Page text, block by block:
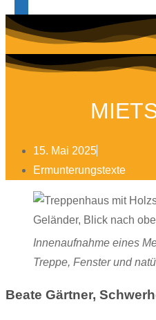
15. Mai 2025
Ermunterungstexte
Innenaufnahme eines
Treppe, Fenster und
Beate Gärtner,